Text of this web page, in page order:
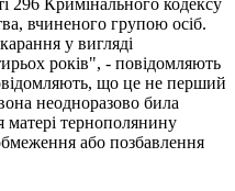
вчиненого групою осіб.
у вигляді
років", - повідомляють
що це не перший
неодноразово била
матері тернополянину
або позбавлення